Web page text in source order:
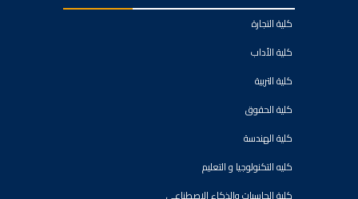
كلية التجارة
كلية الأداب
كلية التربية
كلية الحقوق
كلية الهندسة
كليه التكنولوجيا و التعليم
كلية الحاسبات والذكاء الاصطناعي